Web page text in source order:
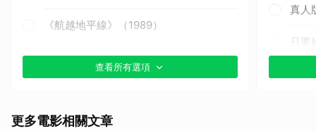
《航越地平線》（1989）
《獵殺紅色十月》（1990）
《撕裂地平線》（1997）
查看所有選項
真人
只要
更多電影相關文章